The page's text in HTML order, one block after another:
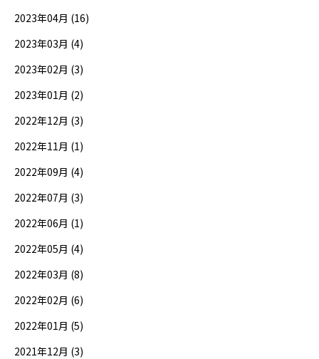
2023年04月 (16)
2023年03月 (4)
2023年02月 (3)
2023年01月 (2)
2022年12月 (3)
2022年11月 (1)
2022年09月 (4)
2022年07月 (3)
2022年06月 (1)
2022年05月 (4)
2022年03月 (8)
2022年02月 (6)
2022年01月 (5)
2021年12月 (3)